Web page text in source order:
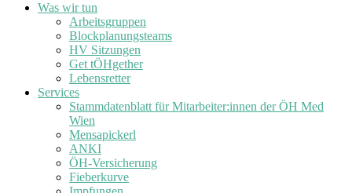
Was wir tun
Arbeitsgruppen
Blockplanungsteams
HV Sitzungen
Get tÖHgether
Lebensretter
Services
Stammdatenblatt für Mitarbeiter:innen der ÖH Med
Wien
Mensapickerl
ANKI
ÖH-Versicherung
Fieberkurve